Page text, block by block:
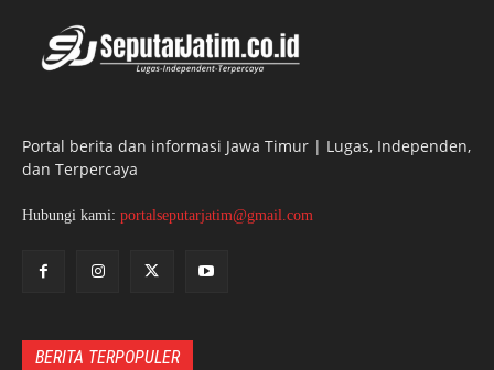
Portal berita dan informasi Jawa Timur | Lugas, Independen,
dan Terpercaya
Hubungi kami: portalseputarjatim@gmail.com
BERITA TERPOPULER